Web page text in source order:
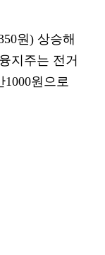
원) 상승해
지주는 전거
1000원으로